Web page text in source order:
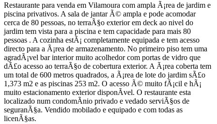
Restaurante para venda em Vilamoura com ampla Ã¡rea de jardim e
piscina privativos. A sala de jantar Ã© ampla e pode acomodar
cerca de 80 pessoas, no terraÃ§o exterior em deck ao nivel do
jardim tem vista para a piscina e tem capacidade para mais 80
pessoas . A cozinha estÃ¡ completamente equipada e tem acesso
directo para a Ã¡rea de armazenamento. No primeiro piso tem uma
agradÃ¡vel bar interior muito acolhedor com portas de vidro que
dÃ£o acesso ao terraÃ§o de cobertura exterior. A Ã¡rea coberta tem
um total de 600 metros quadrados, a Ã¡rea de lote do jardim sÃ£o
1,373 m2 e as piscinas 253 m2. O acesso Ã© muito fÃ¡cil e hÃ¡
muito estacionamento exterior disponÃ­vel. O restaurante esta
localizado num condomÃ­nio privado e vedado serviÃ§os de
seguranÃ§a. Vendido mobilado e equipado e com todas as
licenÃ§as.